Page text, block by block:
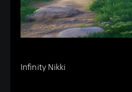
Infinity Nikki